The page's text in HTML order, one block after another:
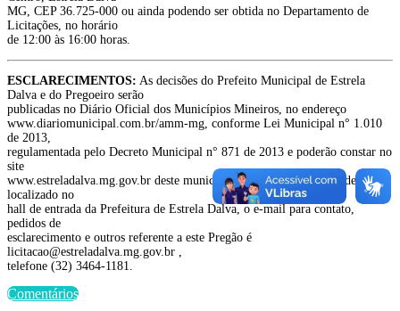
MG, CEP 36.725-000 ou ainda podendo ser obtida no Departamento de
Licitações, no horário
de 12:00 às 16:00 horas.
ESCLARECIMENTOS: As decisões do Prefeito Municipal de Estrela
Dalva e do Pregoeiro serão
publicadas no Diário Oficial dos Municípios Mineiros, no endereço
www.diariomunicipal.com.br/amm-mg, conforme Lei Municipal n° 1.010
de 2013,
regulamentada pelo Decreto Municipal n° 871 de 2013 e poderão constar no
site
www.estreladalva.mg.gov.br deste município, e afixada no quadro de avisos
localizado no
hall de entrada da Prefeitura de Estrela Dalva, o e-mail para contato,
pedidos de
esclarecimento e outros referente a este Pregão é
licitacao@estreladalva.mg.gov.br ,
telefone (32) 3464-1181.
Comentários